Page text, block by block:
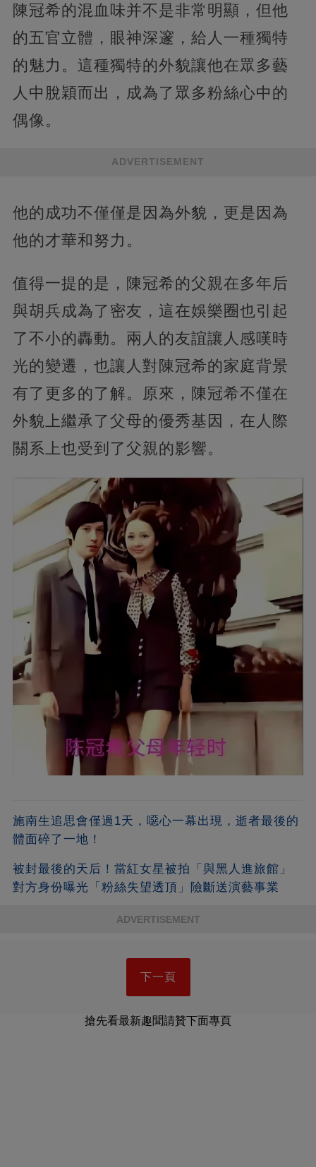
陳冠希的混血味并不是非常明顯，但他
的五官立體，眼神深邃，給人一種獨特
的魅力。這種獨特的外貌讓他在眾多藝
人中脫穎而出，成為了眾多粉絲心中的
偶像。
ADVERTISEMENT
他的成功不僅僅是因為外貌，更是因為
他的才華和努力。
值得一提的是，陳冠希的父親在多年后
與胡兵成為了密友，這在娛樂圈也引起
了不小的轟動。兩人的友誼讓人感嘆時
光的變遷，也讓人對陳冠希的家庭背景
有了更多的了解。原來，陳冠希不僅在
外貌上繼承了父母的優秀基因，在人際
關系上也受到了父親的影響。
施南生追思會僅過1天，噁心一幕出現，逝者最後的
體面碎了一地！
被封最後的天后！當紅女星被拍「與黑人進旅館」
對方身份曝光「粉絲失望透頂」險斷送演藝事業
ADVERTISEMENT
下一頁
搶先看最新趣聞請贊下面專頁